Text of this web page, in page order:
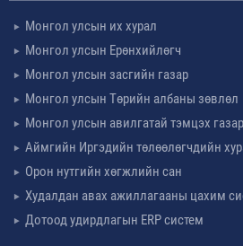
Монгол улсын их хурал
Монгол улсын Ерөнхийлөгч
Монгол улсын засгийн газар
Монгол улсын Төрийн албаны зөвлөл
Монгол улсын авилгатай тэмцэх газар
Аймгийн Иргэдийн төлөөлөгчдийн
Орон нутгийн хөгжлийн сан
Худалдан авах ажиллагааны цахим
Дотоод удирдлагын ERP систем